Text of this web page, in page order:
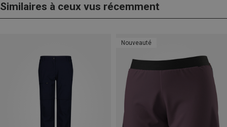
Similaires à ceux vus récemment
Nouveauté